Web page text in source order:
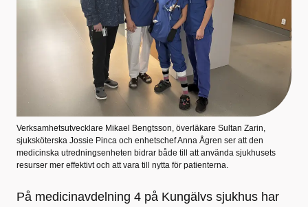
Verksamhetsutvecklare Mikael Bengtsson, överläkare Sultan Zarin,
sjuksköterska Jossie Pinca och enhetschef Anna Ågren ser att den
medicinska utredningsenheten bidrar både till att använda sjukhusets
resurser mer effektivt och att vara till nytta för patienterna.
På medicinavdelning 4 på Kungälvs sjukhus har